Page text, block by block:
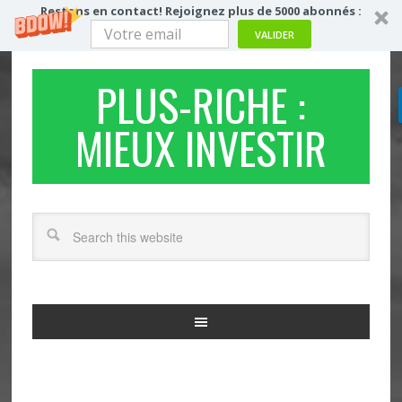
Restons en contact! Rejoignez plus de 5000 abonnés :
VALIDER
PLUS-RICHE :
MIEUX INVESTIR